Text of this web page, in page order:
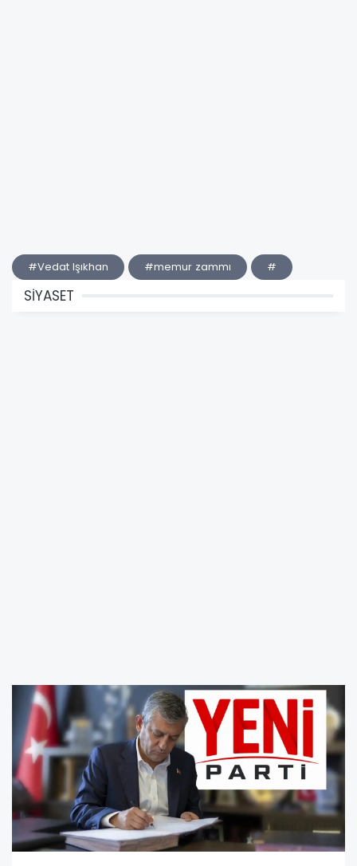
#Vedat Işıkhan #memur zammı #
SİYASET